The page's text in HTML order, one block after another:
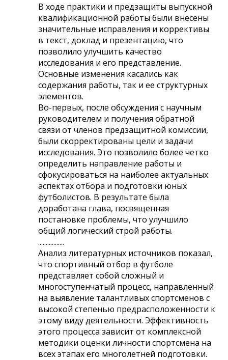
В ходе практики и предзащиты выпускной
квалификационной работы были внесены
значительные исправления и коррективы
в текст, доклад и презентацию, что
позволило улучшить качество
исследования и его представление.
Основные изменения касались как
содержания работы, так и ее структурных
элементов.
Во-первых, после обсуждения с научным
руководителем и получения обратной
связи от членов предзащитной комиссии,
были скорректированы цели и задачи
исследования. Это позволило более четко
определить направление работы и
сфокусироваться на наиболее актуальных
аспектах отбора и подготовки юных
футболистов. В результате была
доработана глава, посвященная
постановке проблемы, что улучшило
общий логический строй работы.
.................
Анализ литературных источников показал,
что спортивный отбор в футболе
представляет собой сложный и
многоступенчатый процесс, направленный
на выявление талантливых спортсменов с
высокой степенью предрасположенности к
этому виду деятельности. Эффективность
этого процесса зависит от комплексной
методики оценки личности спортсмена на
всех этапах его многолетней подготовки.